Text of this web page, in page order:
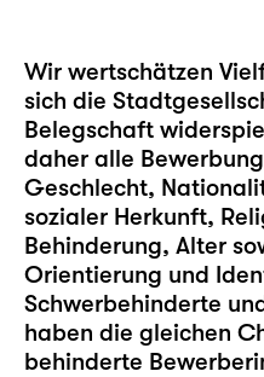
Wir wertschätzen
sich die
Belegschaft
daher alle
Geschlecht,
sozialer Herkunft,
Behinderung, Alter
Orientierung und
Schwerbehinderte
haben die gleichen
behinderte